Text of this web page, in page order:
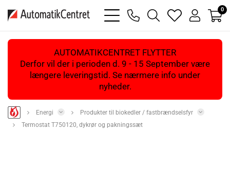
bars
light
phone
magnifying
glass
heart
light
user
light
0
AUTOMATIKCENTRET FLYTTER
Derfor vil der i perioden d. 9 - 15 September være
længere leveringstid. Se nærmere info under
nyheder.
Energi
Produkter til biokedler / fastbrændselsfyr
Termostat T750120, dykrør og pakningssæt